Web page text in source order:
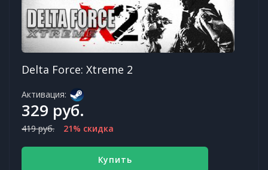
Delta Force: Xtreme 2
Активация:
329 руб.
419 руб. 21% скидка
Купить